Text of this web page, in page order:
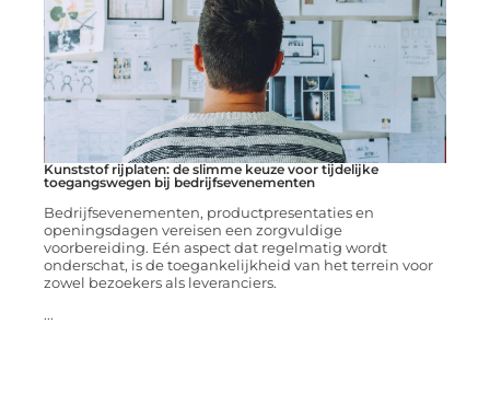
Kunststof rijplaten: de slimme keuze voor tijdelijke
toegangswegen bij bedrijfsevenementen
Bedrijfsevenementen, productpresentaties en
openingsdagen vereisen een zorgvuldige
voorbereiding. Eén aspect dat regelmatig wordt
onderschat, is de toegankelijkheid van het terrein voor
zowel bezoekers als leveranciers.
...